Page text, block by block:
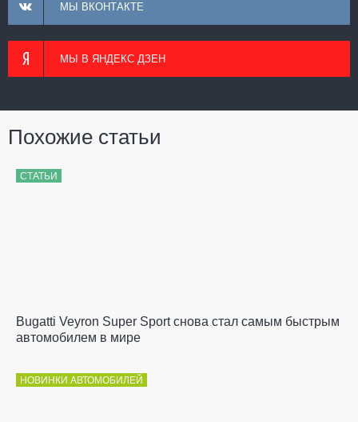
МЫ ВКОНТАКТЕ
МЫ В ЯНДЕКС ДЗЕН
Похожие статьи
СТАТЬИ
Bugatti Veyron Super Sport снова стал самым быстрым
автомобилем в мире
НОВИНКИ АВТОМОБИЛЕЙ